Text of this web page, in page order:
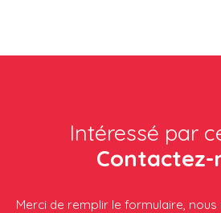
Intéressé par
Contactez-
Merci de remplir le formulaire,